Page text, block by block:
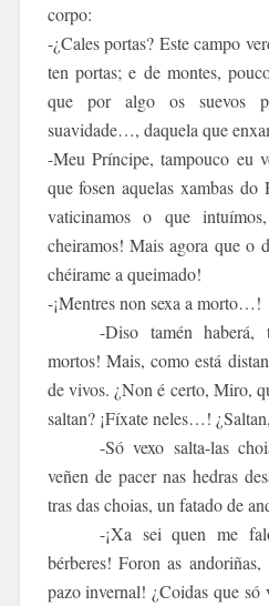
corpo:
-¿Cales portas? Este campo
ten portas; e de montes,
que por algo os suevos
suavidade…, daquela que
-Meu Príncipe, tampouco eu
que fosen aquelas xambas do
vaticinamos o que
cheiramos! Mais agora que o
chéirame a queimado!
-¡Mentres non sexa a morto…!
-Diso tamén haberá,
mortos! Mais, como está
de vivos. ¿Non é certo, Miro,
saltan? ¡Fíxate neles…!
-Só vexo salta-las
veñen de pacer nas hedras
tras das choias, un fatado de
-¡Xa sei quen me
bérberes! Foron as
pazo invernal! ¿Coidas que